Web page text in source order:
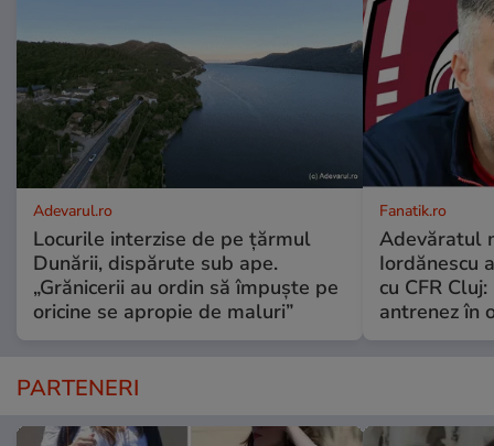
Adevarul.ro
Locurile interzise de pe țărmul
Dunării, dispărute sub ape.
„Grănicerii au ordin să împuște pe
oricine se apropie de maluri”
Fanatik.ro
Adevăratul
Iordănescu
cu CFR
antrenez în
PARTENERI